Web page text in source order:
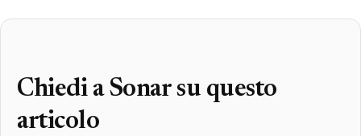
Chiedi a Sonar su questo
articolo